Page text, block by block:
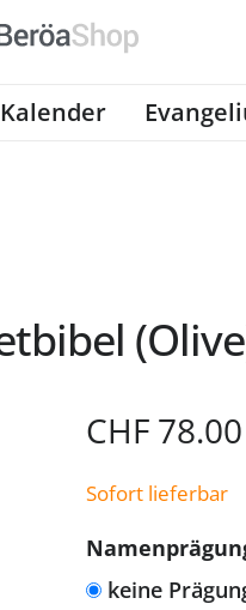
Kalender
CHF 78.00
Sofort lieferbar
keine